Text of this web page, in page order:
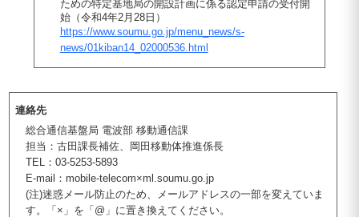
ための特定基地局の開設計画に係る認定申請の受付開
始（令和4年2月28日）
https://www.soumu.go.jp/menu_news/s-
news/01kiban14_02000536.html
連絡先
総合通信基盤局 電波部 移動通信課
担当：古田課長補佐、岡田移動体推進係長
TEL：03-5253-5893
E-mail：mobile-telecom×ml.soumu.go.jp
(注)迷惑メール防止のため、メールアドレスの一部を変えていま
す。「×」を「@」に置き換えてください。